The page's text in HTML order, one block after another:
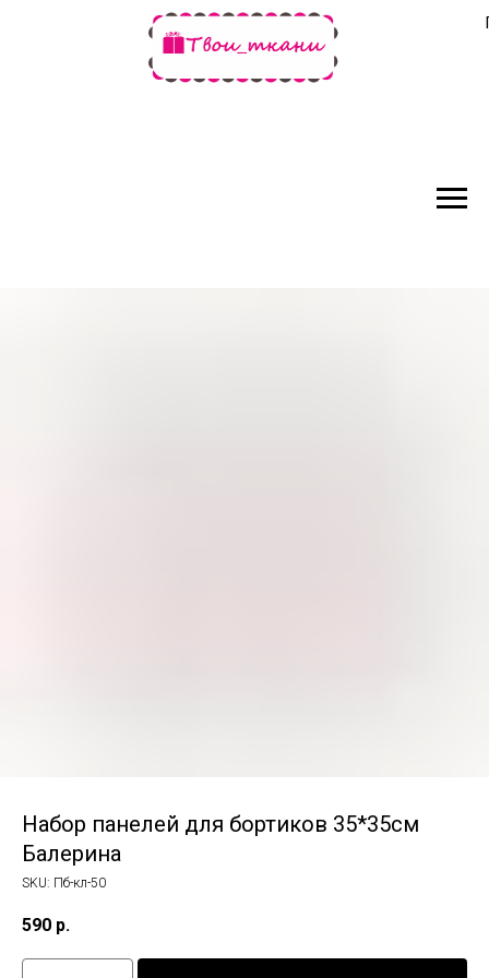
Набор панелей для бортиков 35*35см
Балерина
SKU: Пб-кл-50
590 р.